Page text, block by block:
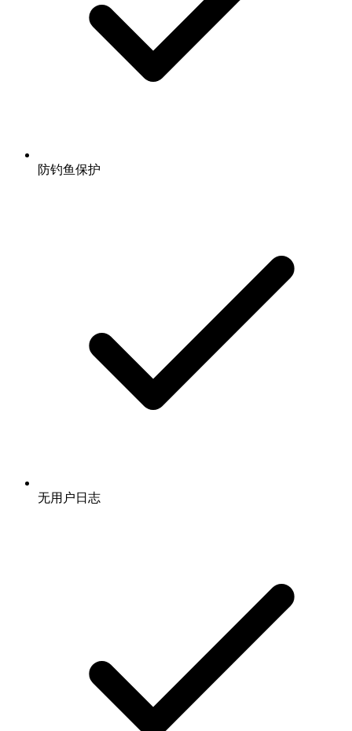
防钓鱼保护
无用户日志